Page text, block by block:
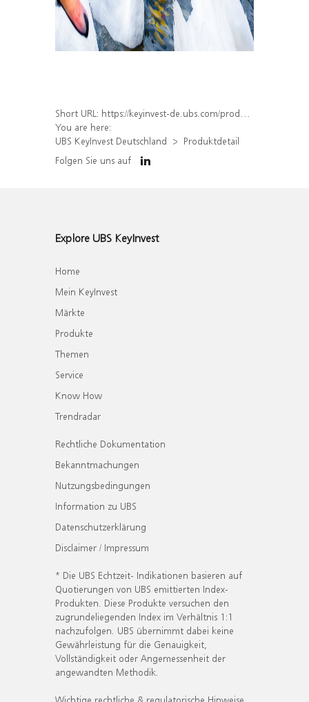
Short URL: https://keyinvest-de.ubs.com/produkt/detail/index/isin/DE000WA8S0M5
You are here:
UBS KeyInvest Deutschland
Produktdetail
Folgen Sie uns auf
Explore UBS KeyInvest
Home
Mein KeyInvest
Märkte
Produkte
Themen
Service
Know How
Trendradar
Rechtliche Dokumentation
Bekanntmachungen
Nutzungsbedingungen
Information zu UBS
Datenschutzerklärung
Disclaimer / Impressum
* Die UBS Echtzeit- Indikationen basieren auf
Quotierungen von UBS emittierten Index-
Produkten. Diese Produkte versuchen den
zugrundeliegenden Index im Verhältnis 1:1
nachzufolgen. UBS übernimmt dabei keine
Gewährleistung für die Genauigkeit,
Vollständigkeit oder Angemessenheit der
angewandten Methodik.